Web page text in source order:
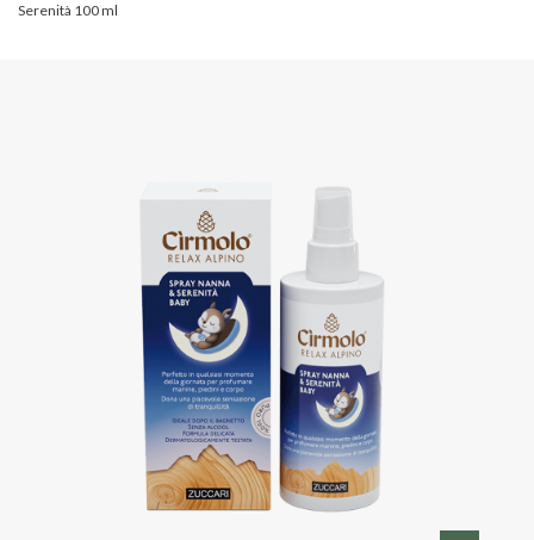
Serenità 100 ml